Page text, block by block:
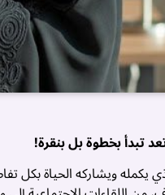
تبدأ بخطوة بل بنقرة!
ويشاركه الحياة بكل